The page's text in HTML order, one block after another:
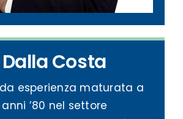
Costa
esperienza maturata a
’80 nel settore